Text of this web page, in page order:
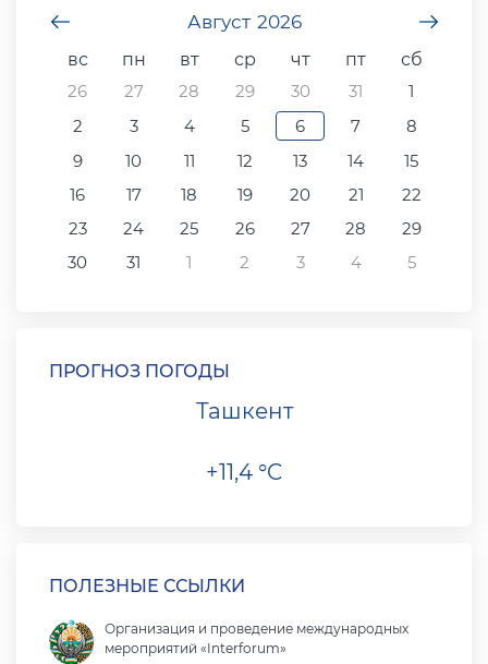
Август 2026
вс
пн вт ср чт пт
сб
26
27 28 29 30 31
1
2
3 4 5 6 7
8
9
10 11 12 13 14
15
16
17 18 19 20 21
22
23
24 25 26 27 28
29
30
31 1 2 3 4 5
ПРОГНОЗ ПОГОДЫ
Ташкент
+11,4 °C
ПОЛЕЗНЫЕ ССЫЛКИ
Организация и проведение международных
мероприятий «Interforum»